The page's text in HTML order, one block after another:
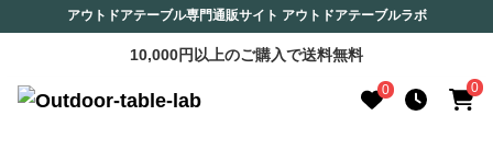
アウトドアテーブル専門通販サイト アウトドアテーブルラボ
10,000円以上のご購入で送料無料
0 0